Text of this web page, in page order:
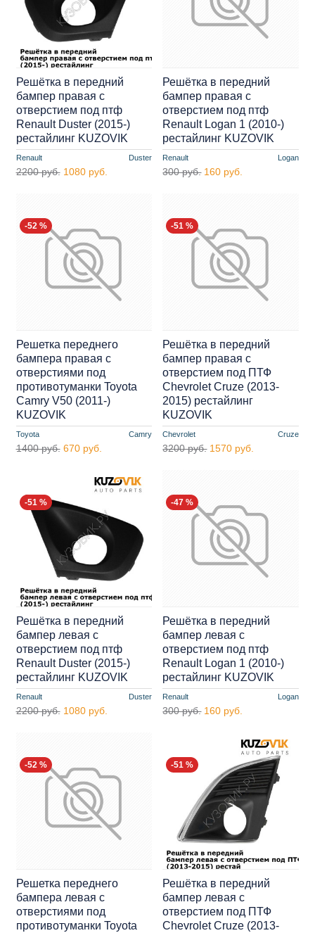
Renault Duster
Решётка в передний
бампер правая с
отверстием под птф
Renault Duster (2015-)
рестайлинг KUZOVIK
2200 руб. 1080 руб.
Renault Logan
Решётка в передний
бампер правая с
отверстием под птф
Renault Logan 1 (2010-)
рестайлинг KUZOVIK
300 руб. 160 руб.
-52 %
Toyota Camry
Решетка переднего
бампера правая с
отверстиями под
противотуманки Toyota
Camry V50 (2011-)
KUZOVIK
1400 руб. 670 руб.
-51 %
Chevrolet Cruze
Решётка в передний
бампер правая с
отверстием под ПТФ
Chevrolet Cruze (2013-
2015) рестайлинг
KUZOVIK
3200 руб. 1570 руб.
-51 %
Renault Duster
Решётка в передний
бампер левая с
отверстием под птф
Renault Duster (2015-)
рестайлинг KUZOVIK
2200 руб. 1080 руб.
-47 %
Renault Logan
Решётка в передний
бампер левая с
отверстием под птф
Renault Logan 1 (2010-)
рестайлинг KUZOVIK
300 руб. 160 руб.
-52 %
Решетка переднего
бампера левая с
отверстиями под
противотуманки Toyota
-51 %
Решётка в передний
бампер левая с
отверстием под ПТФ
Chevrolet Cruze (2013-